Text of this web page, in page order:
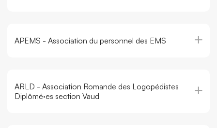
APEMS - Association du personnel des EMS
ARLD - Association Romande des Logopédistes
Diplômé·es section Vaud